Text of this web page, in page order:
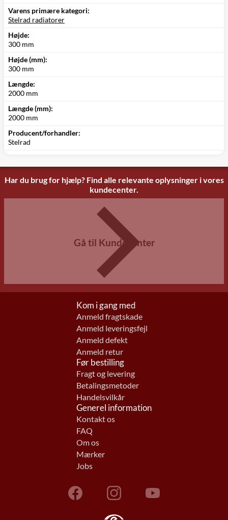
Varens primære kategori:
Stelrad radiatorer
Højde:
300 mm
Højde (mm):
300 mm
Længde:
2000 mm
Længde (mm):
2000 mm
Producent/forhandler:
Stelrad
Har du brug for hjælp? Find alle relevante oplysninger i vores
kundecenter.
Gå til Kundecenter
Kom i gang med
Anmeld fragtskade
Anmeld leveringsfejl
Anmeld defekt
Anmeld retur
Før bestilling
Fragt og levering
Betalingsmetoder
Handelsvilkår
Generel information
Kontakt os
FAQ
Om os
Mærker
Jobs